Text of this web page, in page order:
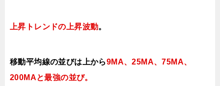
上昇トレンドの上昇波動。
移動平均線の並びは 上から9MA、25MA、75MA、
200MAと最強の並び。